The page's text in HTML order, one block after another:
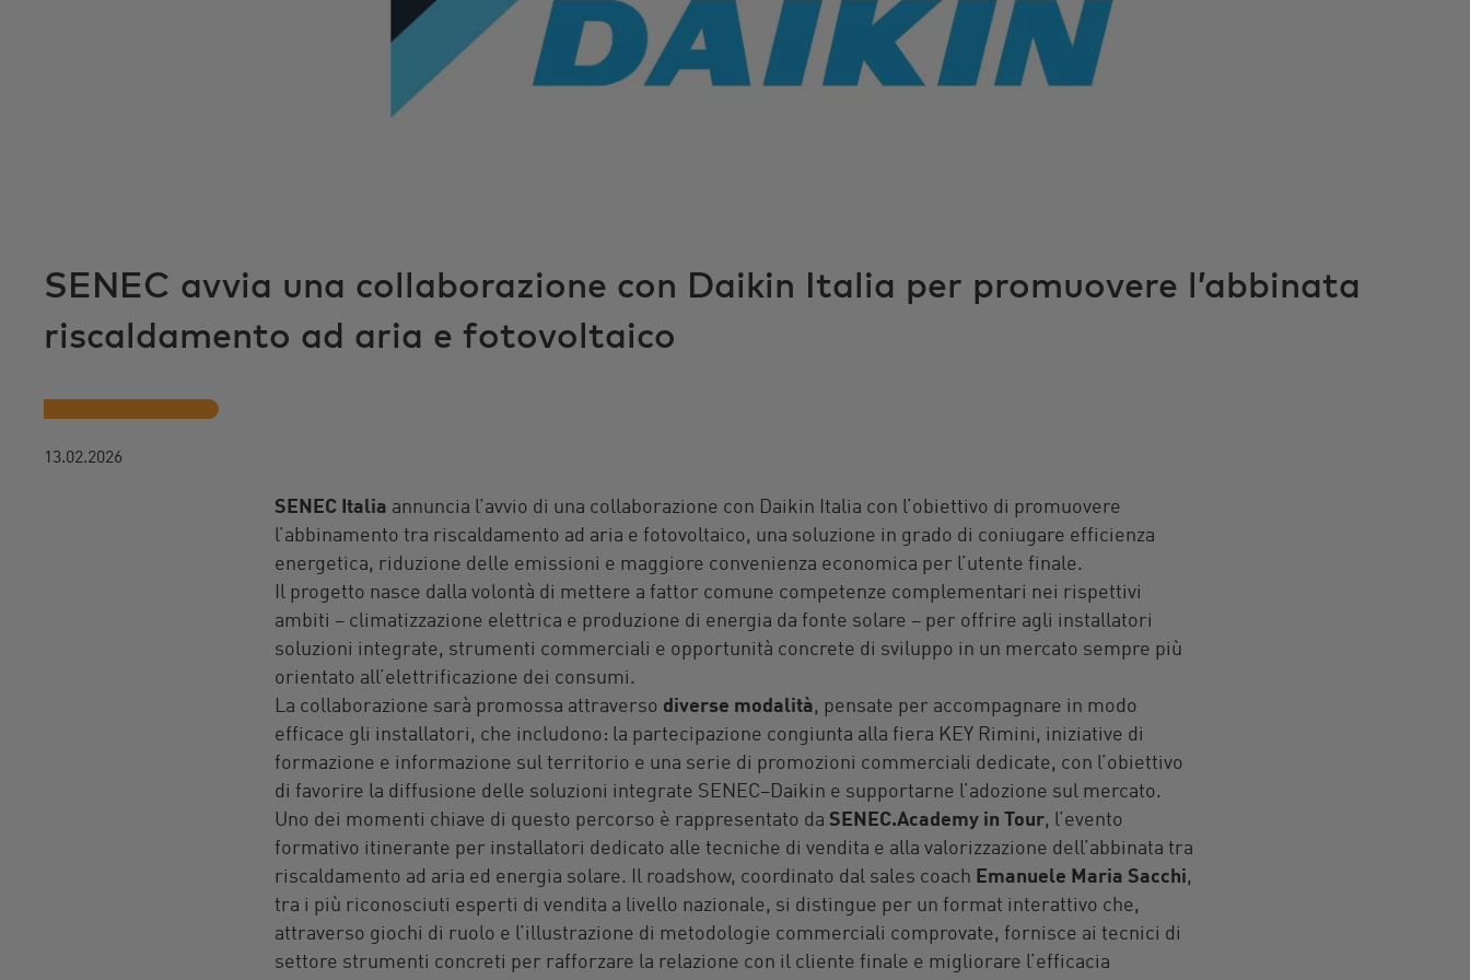
SENEC avvia una collaborazione con Daikin Italia per promuovere l’abbinata
riscaldamento ad aria e fotovoltaico
13.02.2026
SENEC Italia annuncia l’avvio di una collaborazione con Daikin Italia con l’obiettivo di promuovere
l’abbinamento tra riscaldamento ad aria e fotovoltaico, una soluzione in grado di coniugare efficienza
energetica, riduzione delle emissioni e maggiore convenienza economica per l’utente finale.
Il progetto nasce dalla volontà di mettere a fattor comune competenze complementari nei rispettivi
ambiti – climatizzazione elettrica e produzione di energia da fonte solare – per offrire agli installatori
soluzioni integrate, strumenti commerciali e opportunità concrete di sviluppo in un mercato sempre più
orientato all’elettrificazione dei consumi.
La collaborazione sarà promossa attraverso diverse modalità, pensate per accompagnare in modo
efficace gli installatori, che includono: la partecipazione congiunta alla fiera KEY Rimini, iniziative di
formazione e informazione sul territorio e una serie di promozioni commerciali dedicate, con l’obiettivo
di favorire la diffusione delle soluzioni integrate SENEC–Daikin e supportarne l’adozione sul mercato.
Uno dei momenti chiave di questo percorso è rappresentato da SENEC.Academyin Tour, l’evento
formativo itinerante per installatori dedicato alle tecniche di vendita e alla valorizzazione dell’abbinata tra
riscaldamento ad aria ed energia solare. Il roadshow, coordinato dal sales coach Emanuele Maria Sacchi,
tra i più riconosciuti esperti di vendita a livello nazionale, si distingue per un format interattivo che,
attraverso giochi di ruolo e l’illustrazione di metodologie commerciali comprovate, fornisce ai tecnici di
settore strumenti concreti per rafforzare la relazione con il cliente finale e migliorare l’efficacia